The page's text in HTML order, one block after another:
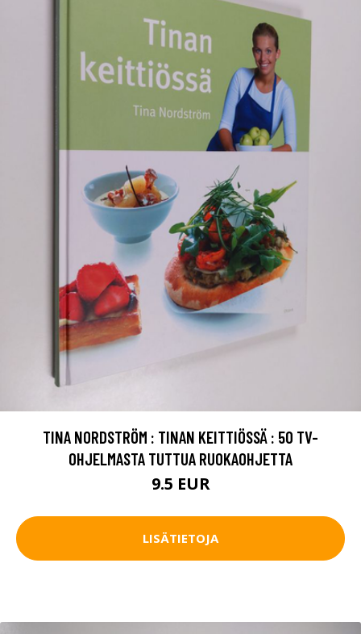
TINA NORDSTRÖM : TINAN KEITTIÖSSÄ : 50 TV-
OHJELMASTA TUTTUA RUOKAOHJETTA
9.5 EUR
LISÄTIETOJA